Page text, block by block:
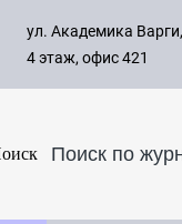
ул. Академика
4 этаж, офис 421